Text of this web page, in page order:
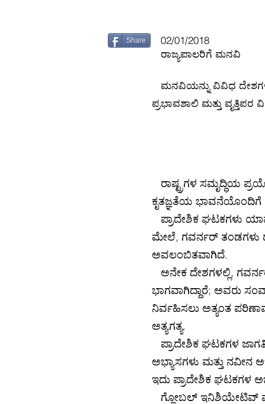
Share
02/01/2018
ರಾಜ್ಯಪಾಲರಿಗೆ ಮನವಿ
ಮನವಿಯನ್ನು ವಿವಿಧ
ಪ್ರಭಾವಶಾಲಿ ಮತ್ತು ವೃತ್ತಿಪರ
ರಾಷ್ಟ್ರಗಳ ಸಮೃದ್ಧಿಯ
ಕೃತಜ್ಞತೆಯ ಭಾವನೆಯೊಂದಿಗೆ
ಪ್ರಾದೇಶಿಕ ಘಟಕಗಳು
ಮೇಲೆ, ಗವರ್ನರ್ ತಂಡಗಳು
ಅವಲಂಬಿತವಾಗಿದೆ.
ಅನೇಕ ದೇಶಗಳಲ್ಲಿ,
ಭಾಗವಾಗಿದ್ದಾರೆ; ಅವರು
ನಿರ್ವಹಿಸಲು ಅತ್ಯಂತ
ಅತ್ಯಗತ್ಯ.
ಪ್ರಾದೇಶಿಕ ಘಟಕಗಳ
ಅಭ್ಯಾಸಗಳು ಮತ್ತು ನವೀನ
ಇದು ಪ್ರಾದೇಶಿಕ ಘಟಕಗಳ
ಗ್ಲೋಬಲ್ ಇನಿಶಿಯೇಟಿವ್